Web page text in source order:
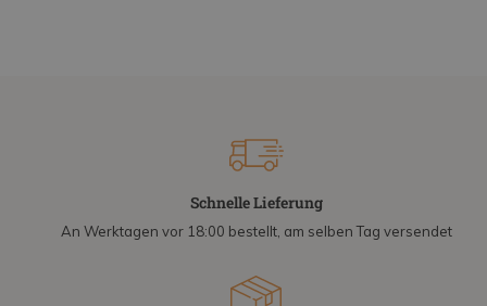
Schnelle Lieferung
An Werktagen vor 18:00 bestellt, am selben Tag versendet